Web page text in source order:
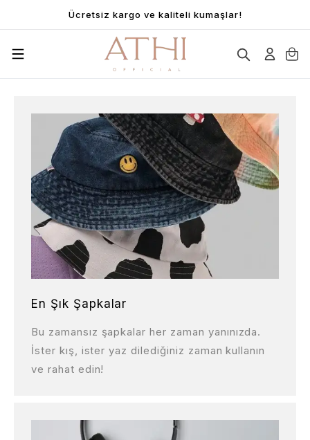
Ücretsiz kargo ve kaliteli kumaşlar!
En Şık Şapkalar
Bu zamansız şapkalar her zaman yanınızda.
İster kış, ister yaz dilediğiniz zaman kullanın
ve rahat edin!